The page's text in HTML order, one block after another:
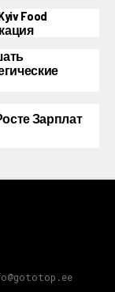
Food
Зарплат